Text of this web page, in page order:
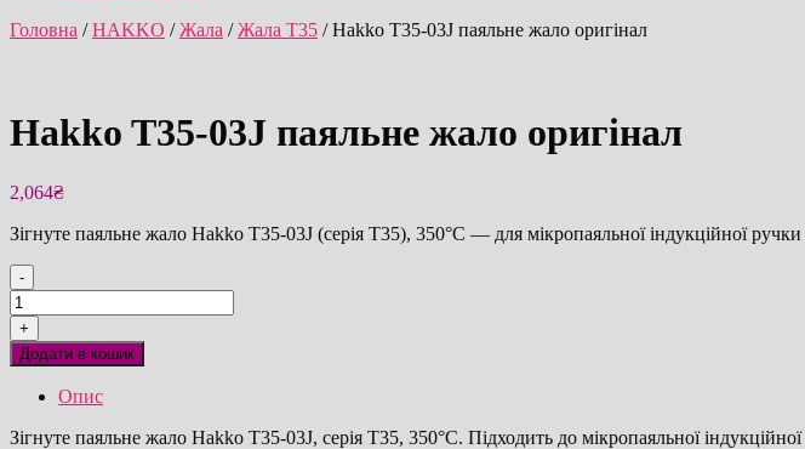
Головна /HAKKO /Жала /Жала T35 / Hakko T35-03J паяльне жало оригінал
Hakko T35-03J паяльне жало оригінал
2,064₴
Зігнуте паяльне жало Hakko T35-03J (серія T35), 350°C — для мікропаяльної індукційної
-
Hakko
T35-
03J
паяльне
оригінал
кількість
+
Додати в кошик
Опис
Зігнуте паяльне жало Hakko T35-03J, серія T35, 350°C. Підходить до мікропаяльної